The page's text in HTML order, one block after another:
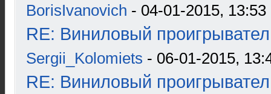
BorisIvanovich - 04-01-2015, 13:53
RE: Виниловый
Sergii_Kolomiets - 06-01-2015,
RE: Виниловый